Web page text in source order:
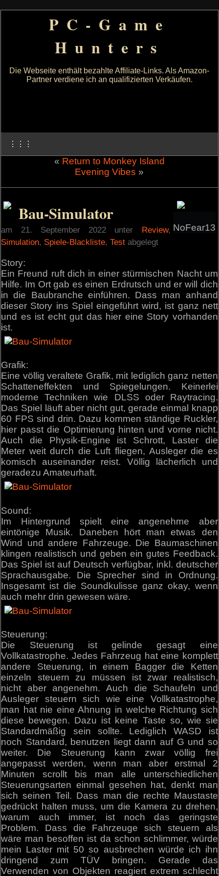
PC-Game
Hunters
Die Webseite enthält bezahlte Affiliate-Links. Als Amazon-
Partner verdiene ich an qualifizierten Verkäufen.
⋮⋮⋮
« Return to Monkey Island
Evening Vibes »
NoFear13
Bau-Simulator
am 21. September 2022 unter Review,
Simulation, Spiele-Blackliste,Test abgelegt
Story:
Ein Freund ruft dich in einer stürmischen Nacht um
Hilfe. Im Ort gab es einen Erdrutsch und er will dich
in die Baubranche einführen. Dass man anhand
dieser Story ins Spiel eingeführt wird, ist ganz nett
und es ist echt gut das hier eine Story vorhanden
ist.
Grafik:
Eine völlig veraltete Grafik, mit lediglich ganz netten
Schatteneffekten und Spiegelungen. Keinerlei
moderne Techniken wie DLSS oder Raytracing.
Das Spiel läuft aber nicht gut, gerade einmal knapp
60 FPS sind drin. Dazu kommen ständige Ruckler,
hier passt die Optimierung hinten und vorne nicht.
Auch die Physik-Engine ist Schrott, Laster die
Meter weit durch die Luft fliegen, Ausleger die es
komisch auseinander reist. Völlig lächerlich und
geradezu Amateurhaft.
Sound:
Im Hintergrund spielt eine angenehme aber
eintönige Musik. Daneben hört man etwas den
Wind und andere Fahrzeuge. Die Baumaschinen
klingen realistisch und geben ein gutes Feedback.
Das Spiel ist auf Deutsch verfügbar, inkl. deutscher
Sprachausgabe. Die Sprecher sind in Ordnung.
Insgesamt ist die Soundkulisse ganz okay, wenn
auch mehr drin gewesen wäre.
Steuerung:
Die Steuerung ist gelinde gesagt eine
Vollkatastrophe. Jedes Fahrzeug hat eine komplett
andere Steuerung, in einem Bagger die Ketten
einzeln steuern zu müssen ist zwar realistisch,
nicht aber angenehm. Auch die Schaufeln und
Ausleger steuern sich wie eine Vollkatastrophe,
man hat nie eine Ahnung in welche Richtung sich
diese bewegen. Dazu ist keine Taste so, wie sie
Standardmäßig sein sollte. Lediglich WASD ist
noch Standard, benutzen liegt dann auf G und so
weiter. Die Steuerung kann zwar völlig frei
angepasst werden, wenn man aber erstmal 2
Minuten scrollt bis man alle unterschiedlichen
Steuerungsarten einmal gesehen hat, denkt man
sich seinen Teil. Dass man die rechte Maustaste
gedrückt halten muss, um die Kamera zu drehen,
warum auch immer, ist noch das geringste
Problem. Dass die Fahrzeuge sich steuern als
wäre man besoffen ist da schon schlimmer, würde
mein Laster mit 50 so ausbrechen würde ich ihn
dringend zum TÜV bringen. Gerade das
Verwenden von Objekten reagiert extrem schlecht